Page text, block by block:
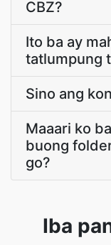
CBZ?
Ito ba ay
tatlumpung
Sino ang
Maaari ko
buong
go?
Iba